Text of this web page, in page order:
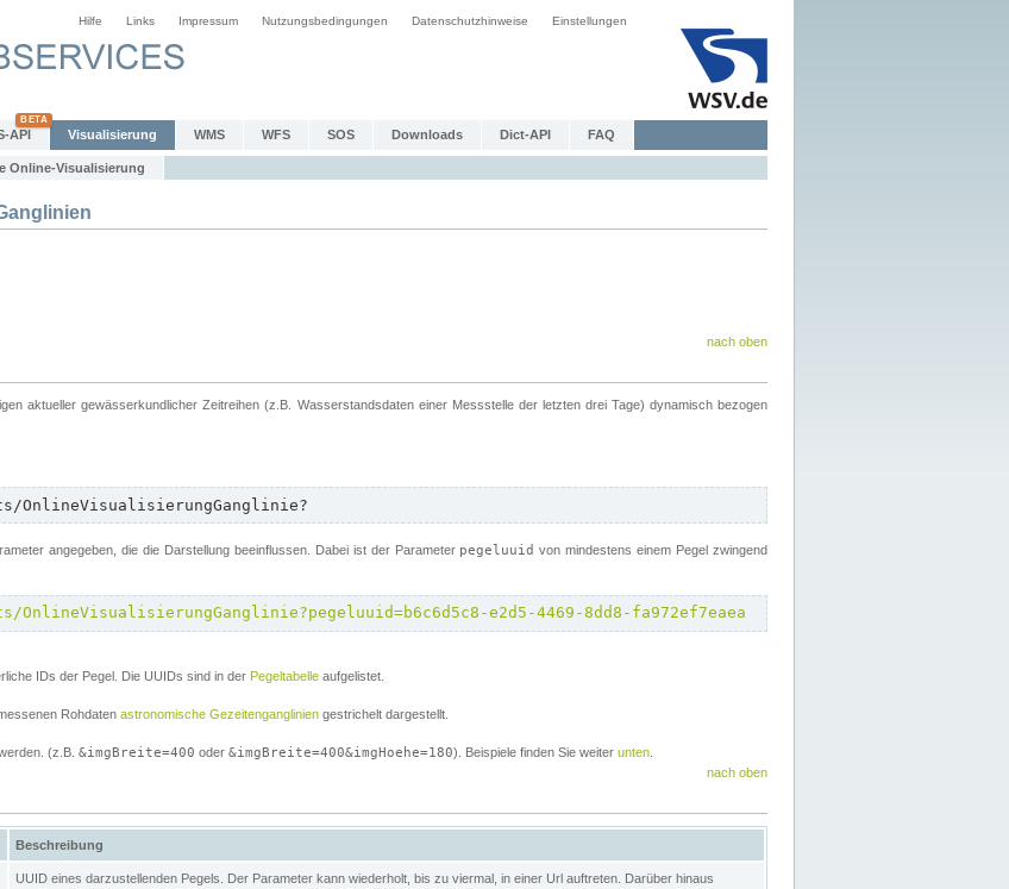
Hilfe Links Impressum Nutzungsbedingungen Datenschutzhinweise Einstellungen
API Visualisierung WMS WFS SOS Downloads Dict-API FAQ
Online-Visualisierung
nach oben
aktueller gewässerkundlicher Zeitreihen (z.B. Wasserstandsdaten einer Messstelle der letzten drei Tage) dynamisch bezogen
OnlineVisualisierungGanglinie?
angegeben, die die Darstellung beeinflussen. Dabei ist der Parameter pegeluuid von mindestens einem Pegel zwingend
e2d5-4469-8dd8-fa972ef7eaea
IDs der Pegel. Die UUIDs sind in der Pegeltabelle aufgelistet.
Rohdaten astronomische Gezeitenganglinien gestrichelt dargestellt.
(z.B. &imgBreite=400 oder &imgBreite=400&imgHoehe=180). Beispiele finden Sie weiter unten
nach oben
Beschreibung
UUID eines darzustellenden Pegels. Der Parameter kann wiederholt, bis zu viermal, in einer Url auftreten. Darüber hinaus